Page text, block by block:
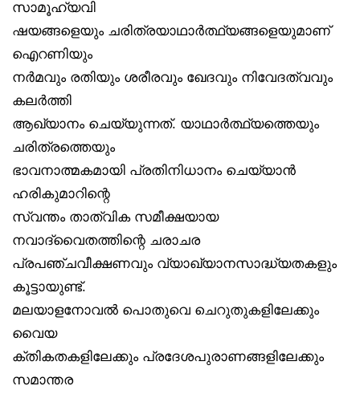
സാമൂഹ്യവി
ഷയങ്ങളെയും ചരിത്രയാഥാർത്ഥ്യങ്ങളെയുമാണ്
ഐറണിയും
നർമവും രതിയും ശരീരവും ഖേദവും നിവേദത്വവും
കലർത്തി
ആഖ്യാനം ചെയ്യുന്നത്. യാഥാർത്ഥ്യത്തെയും
ചരിത്രത്തെയും
ഭാവനാത്മകമായി പ്രതിനിധാനം ചെയ്യാൻ
ഹരികുമാറിന്റെ
സ്വന്തം താത്വിക സമീക്ഷയായ
നവാദ്വൈതത്തിന്റെ ചരാചര
പ്രപഞ്ചവീക്ഷണവും വ്യാഖ്യാനസാദ്ധ്യതകളും
കൂട്ടായുണ്ട്.
മലയാളനോവൽ പൊതുവെ ചെറുതുകളിലേക്കും
വൈയ
ക്തികതകളിലേക്കും പ്രദേശപുരാണങ്ങളിലേക്കും
സമാന്തര